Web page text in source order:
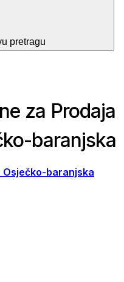
pretragu
za Prodaja
baranjska
Osječko-baranjska